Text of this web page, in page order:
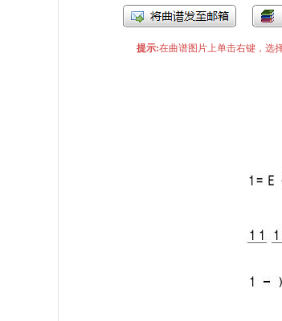
提示:在曲谱图片上单击右键，选